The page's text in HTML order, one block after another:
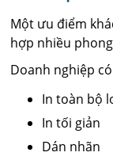
Một ưu điểm
hợp nhiều
Doanh nghiệp
In toàn bộ
In tối giản
Dán nhãn